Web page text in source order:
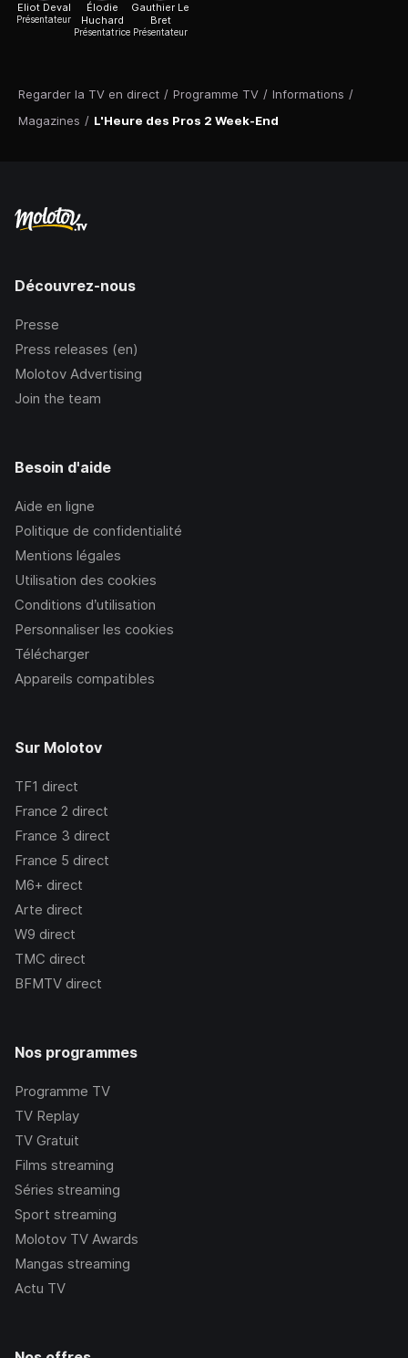
Regarder la TV en direct / Programme TV / Informations /
Magazines / L'Heure des Pros 2 Week-End
Eliot Deval
Présentateur
Élodie
Huchard
Présentatrice
Gauthier Le
Bret
Présentateur
Découvrez-nous
Presse
Press releases (en)
Molotov Advertising
Join the team
Besoin d'aide
Aide en ligne
Politique de confidentialité
Mentions légales
Utilisation des cookies
Conditions d’utilisation
Personnaliser les cookies
Télécharger
Appareils compatibles
Sur Molotov
TF1 direct
France 2 direct
France 3 direct
France 5 direct
M6+ direct
Arte direct
W9 direct
TMC direct
BFMTV direct
Nos programmes
Programme TV
TV Replay
TV Gratuit
Films streaming
Séries streaming
Sport streaming
Molotov TV Awards
Mangas streaming
Actu TV